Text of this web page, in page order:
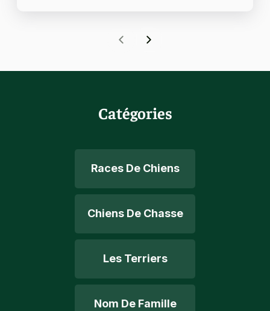
Catégories
Races De Chiens
Chiens De Chasse
Les Terriers
Nom De Famille